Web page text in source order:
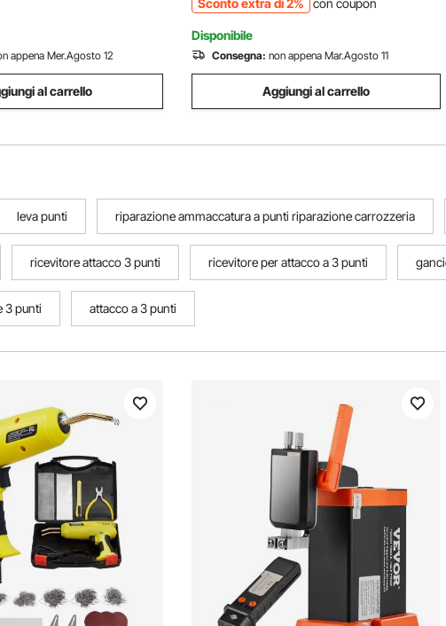
appena Mer.Agosto 12
al carrello
Nero
Sconto extra di 2% con coupon
Disponibile
Consegna: non appena Mar.Agosto 11
Aggiungi al carrello
leva punti riparazione ammaccatura a punti riparazione carrozzeria
ricevitore attacco 3 punti ricevitore per attacco a 3 punti
3 punti attacco a 3 punti